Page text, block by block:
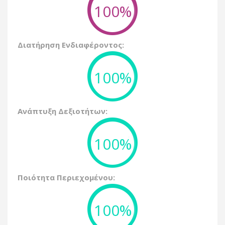
100%
Διατήρηση Ενδιαφέροντος:
100%
Ανάπτυξη Δεξιοτήτων:
100%
Ποιότητα Περιεχομένου:
100%